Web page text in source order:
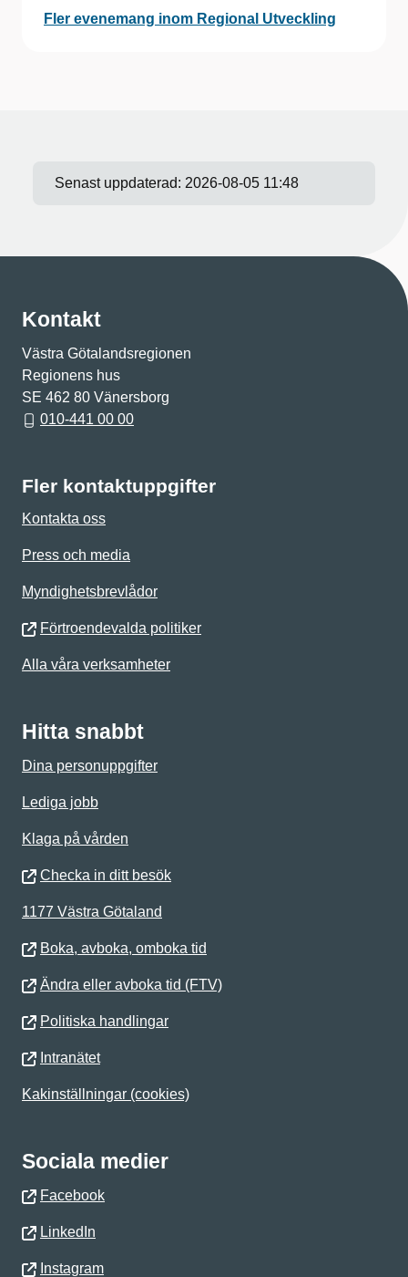
Fler evenemang inom Regional Utveckling
Senast uppdaterad: 2026-08-05 11:48
Kontakt
Västra Götalandsregionen
Regionens hus
SE 462 80 Vänersborg
010-441 00 00
Fler kontaktuppgifter
Kontakta oss
Press och media
Myndighetsbrevlådor
Förtroendevalda politiker
Alla våra verksamheter
Hitta snabbt
Dina personuppgifter
Lediga jobb
Klaga på vården
Checka in ditt besök
1177 Västra Götaland
Boka, avboka, omboka tid
Ändra eller avboka tid (FTV)
Politiska handlingar
Intranätet
Kakinställningar (cookies)
Sociala medier
Facebook
LinkedIn
Instagram